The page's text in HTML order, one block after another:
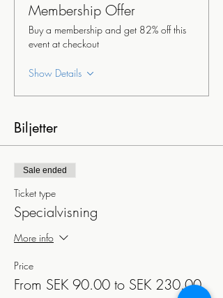
Membership Offer
Buy a membership and get 82% off this
event at checkout
Show Details
Biljetter
Sale ended
Ticket type
Specialvisning
More info
Price
From SEK 90.00 to SEK 230.00